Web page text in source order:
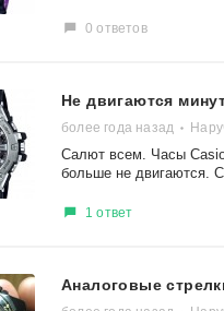
0 ответов
Не двигаются
более года назад
Салют всем. Часы Casio
больше не двигаются.
1 ответ
Аналоговые